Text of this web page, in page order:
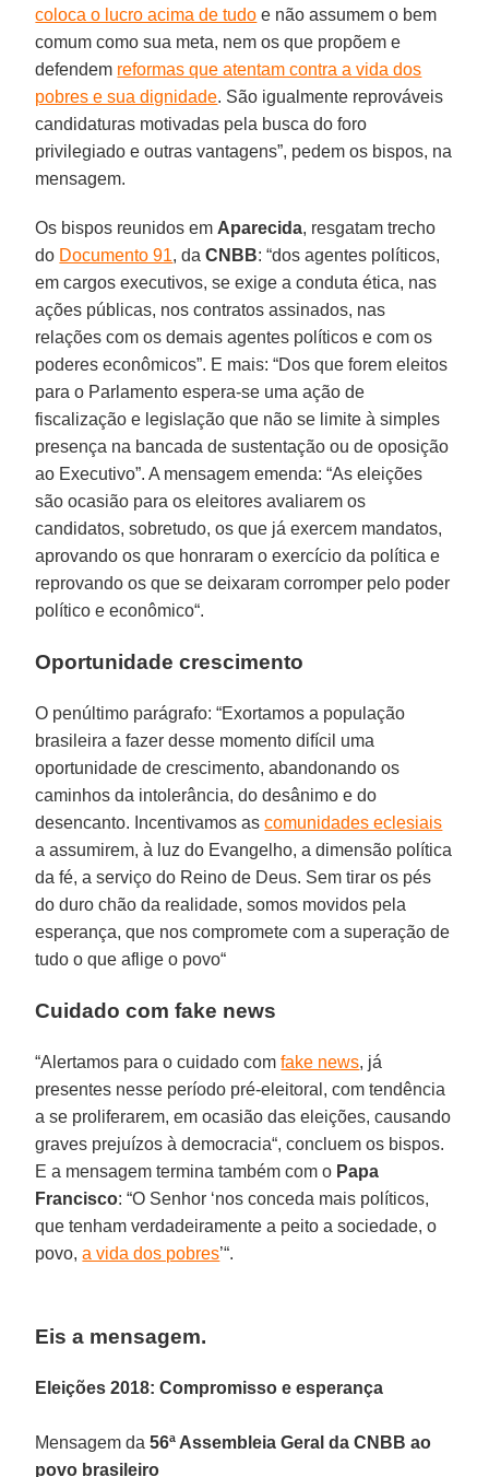
coloca o lucro acima de tudo e não assumem o bem
comum como sua meta, nem os que propõem e
defendem reformas que atentam contra a vida dos
pobres e sua dignidade. São igualmente reprováveis
candidaturas motivadas pela busca do foro
privilegiado e outras vantagens”, pedem os bispos, na
mensagem.
Os bispos reunidos em Aparecida, resgatam trecho
do Documento 91, daCNBB: “dos agentes políticos,
em cargos executivos, se exige a conduta ética, nas
ações públicas, nos contratos assinados, nas
relações com os demais agentes políticos e com os
poderes econômicos”. E mais: “Dos que forem eleitos
para o Parlamento espera-se uma ação de
fiscalização e legislação que não se limite à simples
presença na bancada de sustentação ou de oposição
ao Executivo”. A mensagem emenda: “As eleições
são ocasião para os eleitores avaliarem os
candidatos, sobretudo, os que já exercem mandatos,
aprovando os que honraram o exercício da política e
reprovando os que se deixaram corromper pelo poder
político e econômico“.
Oportunidade crescimento
O penúltimo parágrafo: “Exortamos a população
brasileira a fazer desse momento difícil uma
oportunidade de crescimento, abandonando os
caminhos da intolerância, do desânimo e do
desencanto. Incentivamos ascomunidades eclesiais
a assumirem, à luz do Evangelho, a dimensão política
da fé, a serviço do Reino de Deus. Sem tirar os pés
do duro chão da realidade, somos movidos pela
esperança, que nos compromete com a superação de
tudo o que aflige o povo“
Cuidado com fake news
“Alertamos para o cuidado comfake news, já
presentes nesse período pré-eleitoral, com tendência
a se proliferarem, em ocasião das eleições, causando
graves prejuízos à democracia“, concluem os bispos.
E a mensagem termina também com o Papa
Francisco: “O Senhor ‘nos conceda mais políticos,
que tenham verdadeiramente a peito a sociedade, o
povo,a vida dos pobres’“.
Eis a mensagem.
Eleições 2018: Compromisso e esperança
Mensagem da56ª Assembleia Geral da CNBB ao
povo brasileiro